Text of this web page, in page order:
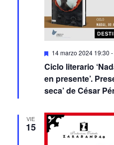
Featured
14 marzo 2024 19:30-
Ciclo literario
en presente’.
seca’ de César